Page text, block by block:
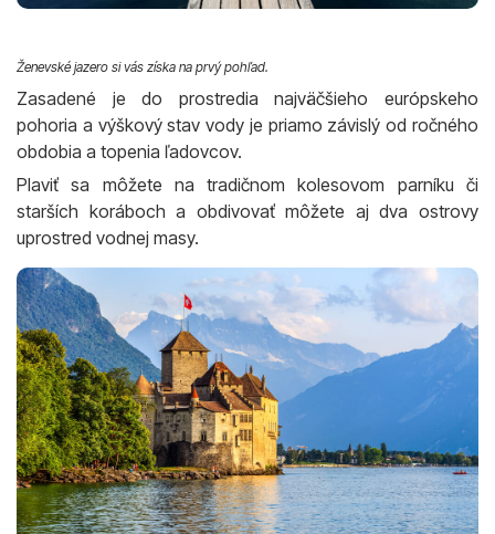
Ženevské jazero si vás získa na prvý pohľad.
Zasadené je do prostredia najväčšieho európskeho
pohoria a výškový stav vody je priamo závislý od ročného
obdobia a topenia ľadovcov.
Plaviť sa môžete na tradičnom kolesovom parníku či
starších koráboch a obdivovať môžete aj dva ostrovy
uprostred vodnej masy.